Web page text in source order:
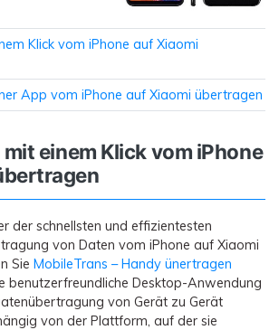
Klick vom iPhone auf Xiaomi
App vom iPhone auf Xiaomi übertragen
mit einem Klick vom iPhone
der schnellsten und effizientesten
von Daten vom iPhone auf Xiaomi
Sie MobileTrans – Handy ünertragen
benutzerfreundliche Desktop-Anwendung
von Gerät zu Gerät
von der Plattform, auf der sie